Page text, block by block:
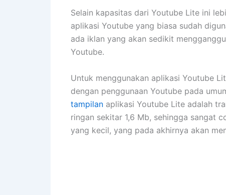
Selain kapasitas dari Youtube Lite ini
aplikasi Youtube yang biasa sudah
ada iklan yang akan sedikit
Youtube.
Untuk menggunakan aplikasi Youtube
dengan penggunaan Youtube pada
tampilan aplikasi Youtube Lite adalah
ringan sekitar 1,6 Mb, sehingga sangat
yang kecil, yang pada akhirnya akan